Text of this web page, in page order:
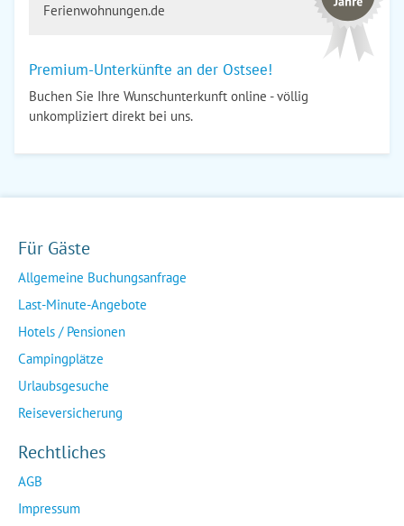
Ferienwohnungen.de
Premium-Unterkünfte an der Ostsee!
Buchen Sie Ihre Wunschunterkunft online - völlig
unkompliziert direkt bei uns.
Für Gäste
Allgemeine Buchungsanfrage
Last-Minute-Angebote
Hotels / Pensionen
Campingplätze
Urlaubsgesuche
Reiseversicherung
Rechtliches
AGB
Impressum